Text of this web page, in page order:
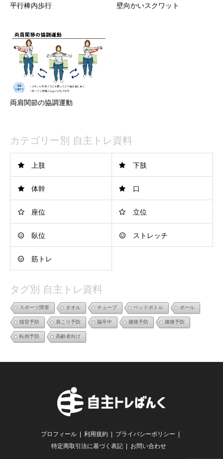
平行棒内歩行 壁向かいスクワット
両肩関節の協調運動
カテゴリー別 自主トレ資料
上肢 下肢
体幹 口
座位 立位
臥位 ストレッチ
筋トレ
タグ別 自主トレ資料
スポーツ障害 タオル チューブ ペッドボトル ボール
猫背予防 肩こり予防 脳卒中 腰痛予防 膝痛予防
転倒予防 高齢者向け
プロフィール 利用規約
プライバシーポリシー
特定商取引法に基づく表記
お問い合わせ